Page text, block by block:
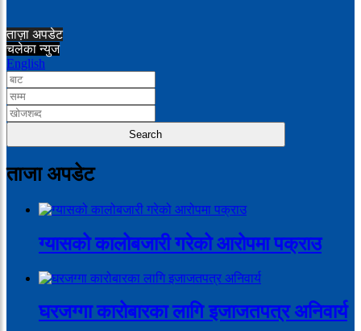
ताज़ा अपडेट
चलेका न्युज
English
ताजा अपडेट
ग्यासको कालोबजारी गरेको आरोपमा पक्राउ
घरजग्गा कारोबारका लागि इजाजतपत्र अनिवार्य